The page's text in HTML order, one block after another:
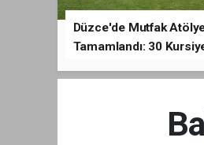
Düzce'de Mutfak
Tamamlandı: 30